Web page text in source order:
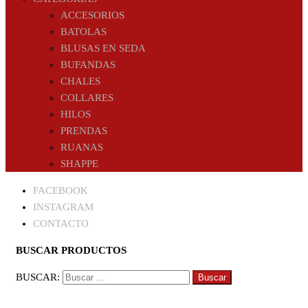
ACCESORIOS
BATOLAS
BLUSAS EN SEDA
BUFANDAS
CHALES
COLLARES
HILOS
PRENDAS
RUANAS
SHAPPE
FACEBOOK
INSTAGRAM
CONTACTO
BUSCAR PRODUCTOS
BUSCAR: